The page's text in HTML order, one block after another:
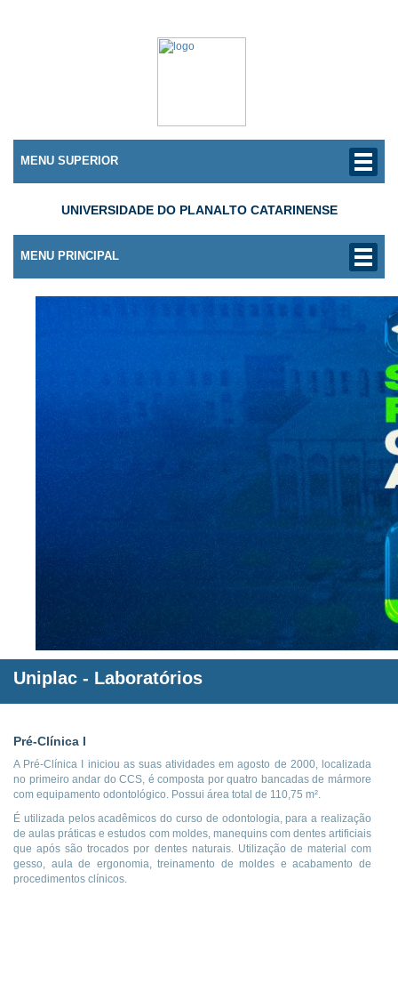
MENU SUPERIOR
UNIVERSIDADE DO PLANALTO CATARINENSE
MENU PRINCIPAL
Uniplac - Laboratórios
Pré-Clínica I
A Pré-Clínica I iniciou as suas atividades em agosto de 2000, localizada
no primeiro andar do CCS, é composta por quatro bancadas de mármore
com equipamento odontológico. Possui área total de 110,75 m².
É utilizada pelos acadêmicos do curso de odontologia, para a realização
de aulas práticas e estudos com moldes, manequins com dentes artificiais
que após são trocados por dentes naturais. Utilização de material com
gesso, aula de ergonomia, treinamento de moldes e acabamento de
procedimentos clínicos.